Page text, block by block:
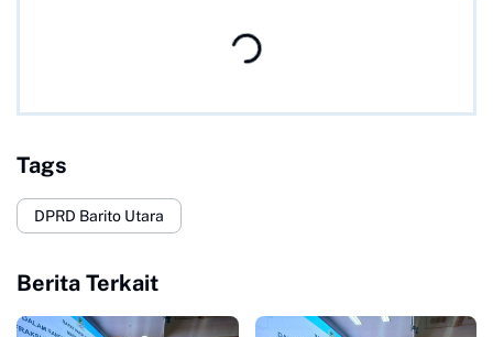
Tags
DPRD Barito Utara
Berita Terkait